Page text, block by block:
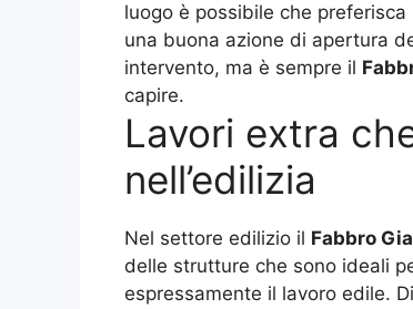
luogo è possibile che
una buona azione di apertura
intervento, ma è sempre il
capire.
Lavori extra
nell’edilizia
Nel settore edilizio il Fabbro
delle strutture che sono ideali
espressamente il lavoro edile.